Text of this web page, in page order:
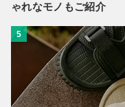
ゃれなモノもご紹介
5